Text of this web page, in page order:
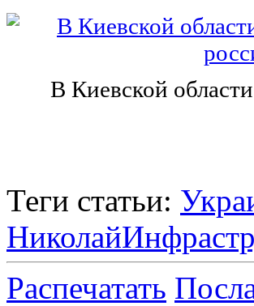
В Киевской
Теги статьи:
Николай
Распечатать